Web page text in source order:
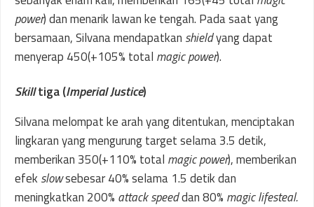
power) dan menarik lawan ke tengah. Pada saat yang
bersamaan, Silvana mendapatkan shieldyang dapat
menyerap 450(+105% total magic power).
Skilltiga (Imperial Justice)
Silvana melompat ke arah yang ditentukan, menciptakan
lingkaran yang mengurung target selama 3.5 detik,
memberikan 350(+110% total magic power), memberikan
efek slowsebesar 40% selama 1.5 detik dan
meningkatkan 200% attack speeddan 80% magic lifesteal.